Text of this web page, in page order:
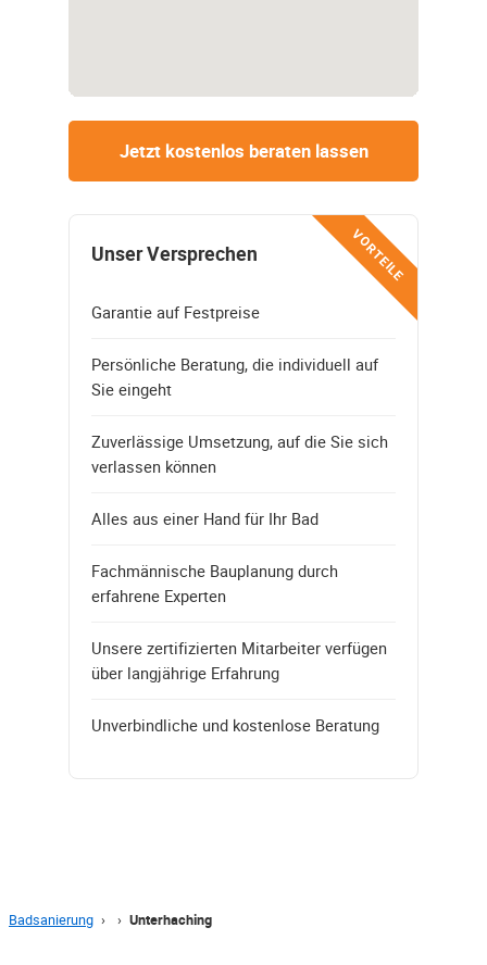
Jetzt kostenlos beraten lassen
VORTEILE
Unser Versprechen
Garantie auf Festpreise
Persönliche Beratung, die individuell auf
Sie eingeht
Zuverlässige Umsetzung, auf die Sie sich
verlassen können
Alles aus einer Hand für Ihr Bad
Fachmännische Bauplanung durch
erfahrene Experten
Unsere zertifizierten Mitarbeiter verfügen
über langjährige Erfahrung
Unverbindliche und kostenlose Beratung
Badsanierung › › Unterhaching